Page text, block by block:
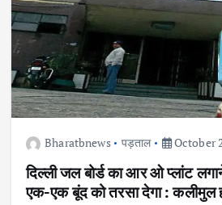
Bharatbnews पड़ताल October
दिल्ली जल बोर्ड का आर ओ प्लांट
एक-एक बूंद को तरसा देगा : कलीमुल